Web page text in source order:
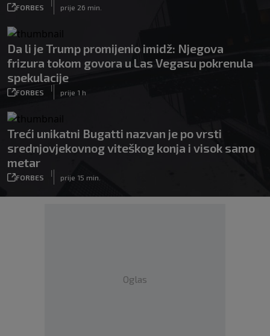
FORBES prije 26 min.
Da li je Trump promijenio imidž: Njegova
frizura tokom govora u Las Vegasu pokrenula
spekulacije
FORBES
|
prije 1 h
Treći unikatni Bugatti nazvan je po vrsti
srednjovjekovnog viteškog konja i visok samo
metar
FORBES
|
prije 15 min.
Oglas